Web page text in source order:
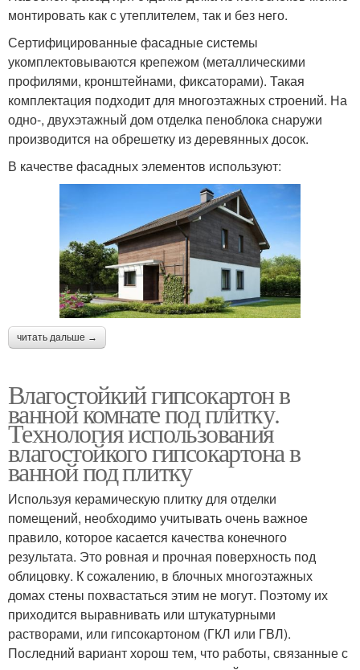
монтировать как с утеплителем, так и без него.
Сертифицированные фасадные системы
укомплектовываются крепежом (металлическими
профилями, кронштейнами, фиксаторами). Такая
комплектация подходит для многоэтажных строений. На
одно-, двухэтажный дом отделка пеноблока снаружи
производится на обрешетку из деревянных досок.
В качестве фасадных элементов используют:
читать дальше →
Влагостойкий гипсокартон в
ванной комнате под плитку.
Технология использования
влагостойкого гипсокартона в
ванной под плитку
Используя керамическую плитку для отделки
помещений, необходимо учитывать очень важное
правило, которое касается качества конечного
результата. Это ровная и прочная поверхность под
облицовку. К сожалению, в блочных многоэтажных
домах стены похвастаться этим не могут. Поэтому их
приходится выравнивать или штукатурными
растворами, или гипсокартоном (ГКЛ или ГВЛ).
Последний вариант хорош тем, что работы, связанные с